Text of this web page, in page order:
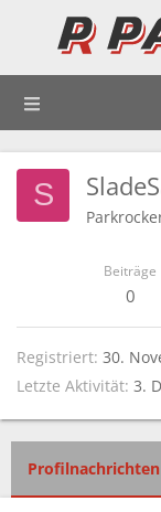
S
Beiträge
0
Registriert 30.
Letzte Aktivität 3.
Profilnachrichten